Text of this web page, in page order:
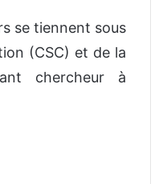
se tiennent sous
(CSC) et de la
chercheur à